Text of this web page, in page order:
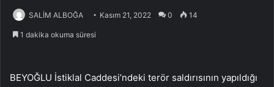
SALİM ALBOĞA Kasım 21, 2022 0 14
1 dakika okuma süresi
BEYOĞLU İstiklal Caddesi’ndeki terör saldırısının yapıldığı